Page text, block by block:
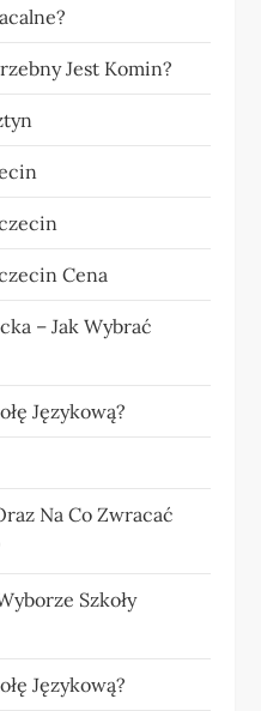
Jest Komin?
Cena
– Jak Wybrać
Językową?
Na Co Zwracać
Szkoły
Językową?